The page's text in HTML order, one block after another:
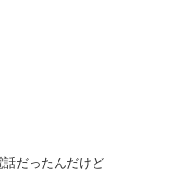
だったんだけど